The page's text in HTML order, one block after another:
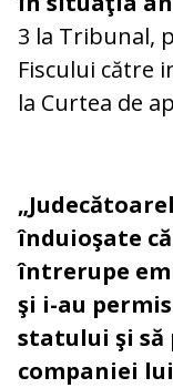
3 la Tribunal,
Fiscului către
la Curtea de
înduioşate
întrerupe
şi i-au
statului şi să
companiei